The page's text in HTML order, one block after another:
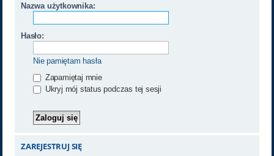
Nazwa użytkownika:
Hasło:
Nie pamiętam hasła
Zapamiętaj mnie
Ukryj mój status podczas tej sesji
ZAREJESTRUJ SIĘ